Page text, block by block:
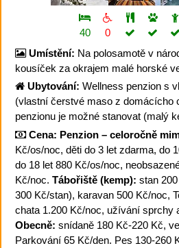
40
0
Umístění: Na polosamotě v
kousíček za okrajem malé horské
Ubytování: Wellness penzion s
(vlastní čerstvé maso z domácícho
penzionu je možné stanovat (malý
Cena: Penzion – celoročně
Kč/os/noc, děti do 3 let zdarma, do
do 18 let 880 Kč/os/noc,
Kč/noc. Tábořiště (kemp): stan
300 Kč/stan), karavan 500 Kč/noc,
chata 1.200 Kč/noc, užívání sprchy
Obecně: snídaně 180 Kč-220 Kč,
Parkování 65 Kč/den. Pes 130-260